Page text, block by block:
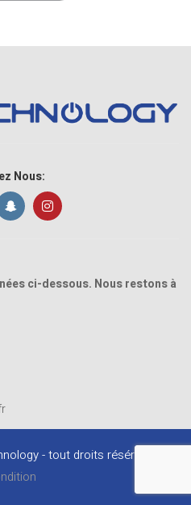
Nous:
ci-dessous. Nous restons à
- tout droits résérvés -